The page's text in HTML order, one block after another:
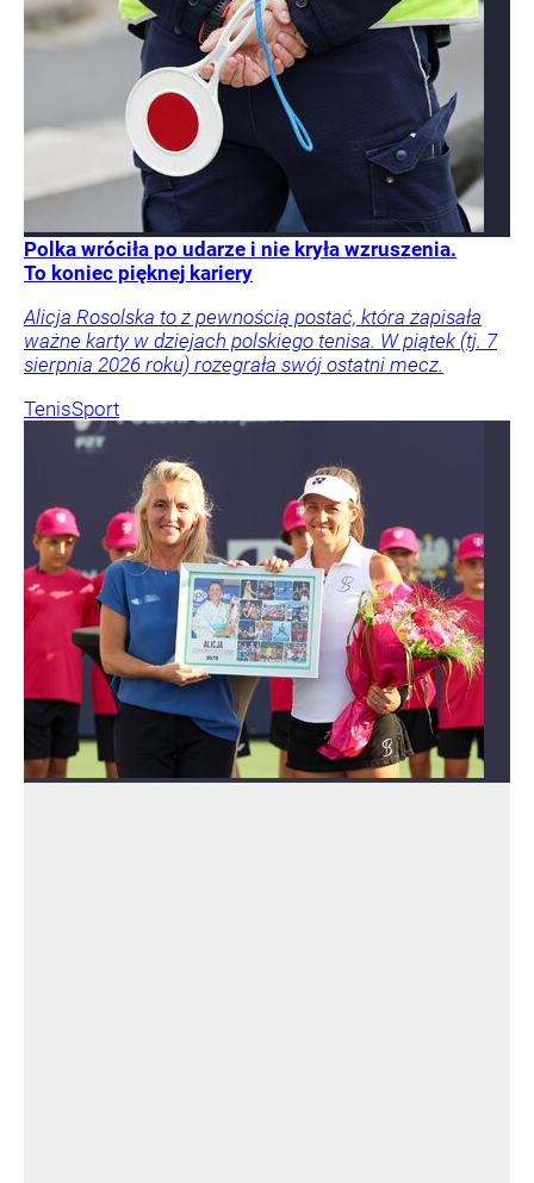
Polka wróciła po udarze i nie kryła wzruszenia.
To koniec pięknej kariery
Alicja Rosolska to z pewnością postać, która zapisała
ważne karty w dziejach polskiego tenisa. W piątek (tj. 7
sierpnia 2026 roku) rozegrała swój ostatni mecz.
TenisSport